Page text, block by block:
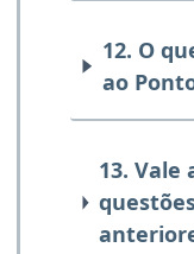
12. O
ao
13. Vale